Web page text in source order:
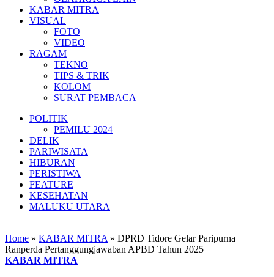
KABAR MITRA
VISUAL
FOTO
VIDEO
RAGAM
TEKNO
TIPS & TRIK
KOLOM
SURAT PEMBACA
POLITIK
PEMILU 2024
DELIK
PARIWISATA
HIBURAN
PERISTIWA
FEATURE
KESEHATAN
MALUKU UTARA
Home » KABAR MITRA » DPRD Tidore Gelar Paripurna
Ranperda Pertanggungjawaban APBD Tahun 2025
KABAR MITRA